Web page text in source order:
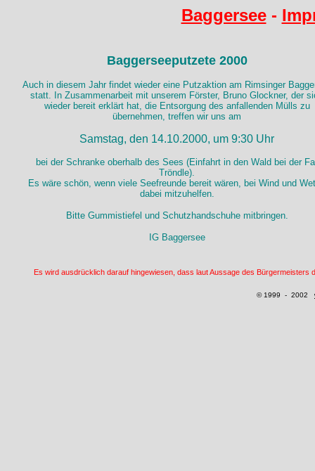
Baggersee-
Baggerseeputzete 2000
Auch in diesem Jahr findet wieder eine Putzaktion am Rimsinger
statt. In Zusammenarbeit mit unserem Förster, Bruno Glockner, der
wieder bereit erklärt hat, die Entsorgung des anfallenden Mülls zu
übernehmen, treffen wir uns am
Samstag, den 14.10.2000, um 9:30 Uhr
bei der Schranke oberhalb des Sees (Einfahrt in den Wald bei der
Tröndle).
Es wäre schön, wenn viele Seefreunde bereit wären, bei Wind und
dabei mitzuhelfen.
Bitte Gummistiefel und Schutzhandschuhe mitbringen.
IG Baggersee
Es wird ausdrücklich darauf hingewiesen, dass laut Aussage des
© 1999 - 2002